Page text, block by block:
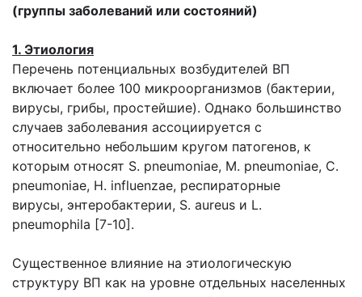
(группы заболеваний или состояний)
1. Этиология
Перечень потенциальных возбудителей ВП
включает более 100 микроорганизмов (бактерии,
вирусы, грибы, простейшие). Однако большинство
случаев заболевания ассоциируется с
относительно небольшим кругом патогенов, к
которым относят S. pneumoniae, M. pneumoniae, C.
pneumoniae, H. influenzae, респираторные
вирусы, энтеробактерии, S. aureus и L.
pneumophila [7-10].
Существенное влияние на этиологическую
структуру ВП как на уровне отдельных населенных